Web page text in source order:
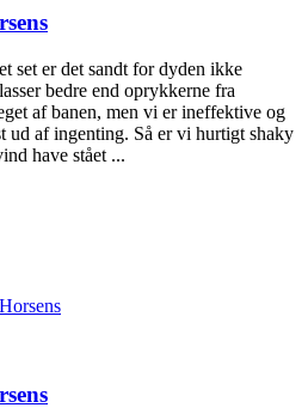
set er det sandt for dyden ikke
bedre end oprykkerne fra
af banen, men vi er ineffektive og
ud af ingenting. Så er vi hurtigt shaky
have stået ...